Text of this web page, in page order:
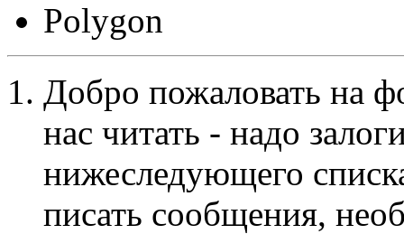
Polygon
Добро пожаловать на
нас читать - надо
нижеследующего
писать сообщения,